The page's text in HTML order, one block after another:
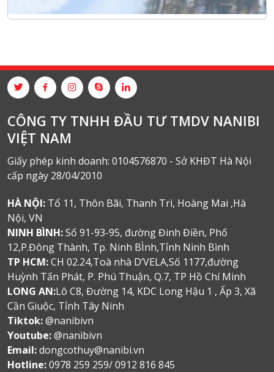
CÔNG TY TNHH ĐẦU TƯ TMDV NANIBI
VIỆT NAM
Giấy phép kinh doanh: 0104576870 - Sở KHĐT Hà Nội
cấp ngày 28/04/2010
HÀ NỘI: Tổ 11, Thôn Bãi, Thanh Trì, Hoàng Mai ,Hà
Nội, VN
NINH BÌNH:Số 91-93-95, đường Đinh Điền, Phố
12,P.Đông Thành, Tp. Ninh BÌnh,Tỉnh Ninh Bình
TP HCM:CH 02.24,Toà nhà D’VELA,Số 1177,đường
Huỳnh Tấn Phát, P. Phú Thuận, Q.7, TP Hồ Chí Minh
LONG AN:Lô C8, Đường 14, KDC Long Hậu 1 , Ấp 3, Xã
Cần Giuộc, Tỉnh Tây Ninh
Tiktok:@nanibivn
Youtube:@nanibivn
Email:dongcothuy@nanibi.vn
Hotline:0978 259 259/ 0912 816 845